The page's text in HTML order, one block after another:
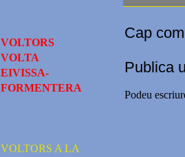
Cap
Publica
Podeu
VOLTORS
VOLTA
EIVISSA-
FORMENTERA
VOLTORS A LA